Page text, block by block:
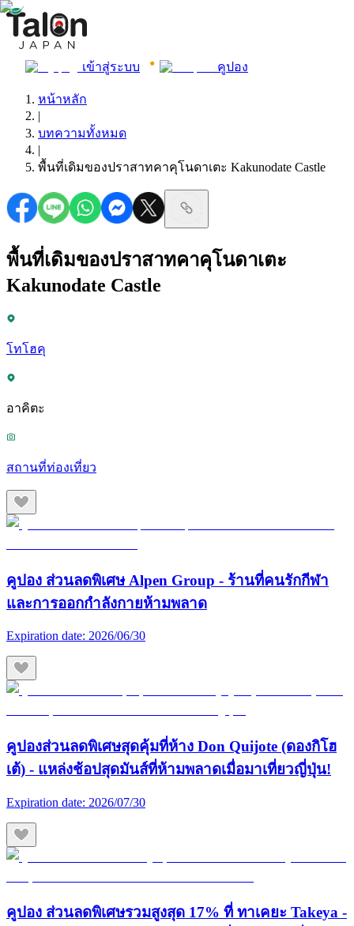
เข้าสู่ระบบ คูปอง
หน้าหลัก
|
บทความทั้งหมด
|
พื้นที่เดิมของปราสาทคาคุโนดาเตะ Kakunodate Castle
พื้นที่เดิมของปราสาทคาคุโนดาเตะ
Kakunodate Castle
โทโฮคุ
อาคิตะ
สถานที่ท่องเที่ยว
คูปอง ส่วนลดพิเศษ Alpen Group - ร้านที่คนรักกีฬา
และการออกกำลังกายห้ามพลาด
Expiration date: 2026/06/30
คูปองส่วนลดพิเศษสุดคุ้มที่ห้าง Don Quijote (ดองกิโฮ
เต้) - แหล่งช้อปสุดมันส์ที่ห้ามพลาดเมื่อมาเที่ยวญี่ปุ่น!
Expiration date: 2026/07/30
คูปอง ส่วนลดพิเศษรวมสูงสุด 17% ที่ ทาเคยะ Takeya -